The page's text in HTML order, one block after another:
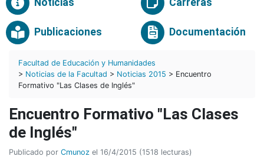
Noticias Carreras
Publicaciones Documentación
Facultad de Educación y Humanidades
> Noticias de la Facultad > Noticias 2015 > Encuentro
Formativo "Las Clases de Inglés"
Encuentro Formativo "Las Clases
de Inglés"
Publicado por Cmunoz el 16/4/2015 (1518 lecturas)